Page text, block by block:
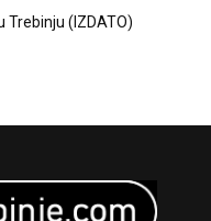
Trebinju (IZDATO)